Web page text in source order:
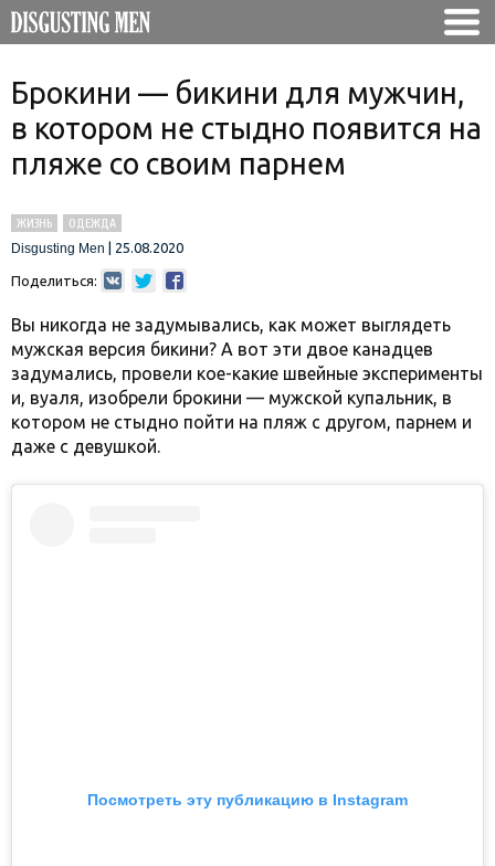
Брокини — бикини для мужчин,
в котором не стыдно появится на
пляже со своим парнем
ЖИЗНЬ
ОДЕЖДА
Disgusting Men
25.08.2020
Поделиться:
Вы никогда не задумывались, как может выглядеть
мужская версия бикини? А вот эти двое канадцев
задумались, провели кое-какие швейные эксперименты
и, вуаля, изобрели брокини — мужской купальник, в
котором не стыдно пойти на пляж с другом, парнем и
даже с девушкой.
Посмотреть эту публикацию в Instagram